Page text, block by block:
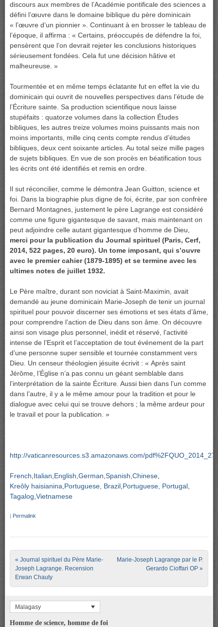
discours aux membres de l’Académie pontificale des sciences a
défini l’œuvre dans le domaine biblique du père dominicain
« l’œuvre d’un pionnier ». Continuant à en brosser le tableau de
l’époque, il affirma : « Certains, préoccupés de défendre la foi,
pensèrent que l’on devrait rejeter les conclusions historiques
sérieusement fondées. Cela fut une décision hâtive et
malheureuse. »
Tourmentée et en même temps éclatante fut en effet la vie du
dominicain qui ouvrit de nouvelles perspectives dans l’étude de
l’Écriture sainte. Sa production scientifique nous laisse
stupéfaits : quatorze volumes dans la collection Études
bibliques, les autres treize volumes moins puissants mais non
moins importants, mille cinq cents compte rendus d’études
bibliques, deux cent soixante articles. Au total seize mille pages
de sujets bibliques. En vue de son procès en béatification tous
les écrits ont été identifiés et remis en ordre.
Il sut réconcilier, comme le démontra Jean Guitton, science et
foi. Dans la biographie plus digne de foi, écrite, par son confrère
Bernard Montagnes, justement le père Lagrange est considéré
comme une figure gigantesque de savant, mais maintenant on
peut adjoindre celle autant gigantesque d’homme de Dieu,
merci pour la publication du Journal spirituel (Paris, Cerf,
2014, 522 pages, 20 euro). Un tome imposant, qui s’ouvre
avec le premier cahier (1879-1895) et se termine avec les
ultimes notes de juillet 1932.
Le Père maître, durant son noviciat à Saint-Maximin, avait
demandé au jeune dominicain Marie-Joseph de tenir un journal
spirituel pour pouvoir discerner ses émotions et ses états d’âme,
pour comprendre l’action de Dieu dans son âme. On découvre
ainsi son visage plus personnel, inédit et réservé, l’activité
intense de l’Esprit et l’acceptation de tout événement de la part
d’une personne super sensible et tournée constamment vers
Dieu. Un censeur théologien jésuite écrivit : « Après saint
Jérôme, l’Église n’a pas connu un géant semblable dans
l’interprétation de la sainte Écriture. Aussi bien dans l’un comme
dans l’autre, il y a le même amour pour la tradition et pour le
dialogue avec celui qui se trouve dehors ; la même ardeur pour
le travail et pour la publication. »
http://vaticanresources.s3.amazonaws.com/
French Italian English German Spanish Chinese
Kreôly haisianina Portuguese, Brazil Portuguese, Portugal
Tagalog Vietnamese
| Permalink
Post navigation
« Journal spirituel du Père Marie-
Joseph Lagrange. Recension
Erwan Chauty
Marie-Joseph Lagrange par le P.
Gerardo Cioffari OP »
Malagasy
Homme de science, homme de foi